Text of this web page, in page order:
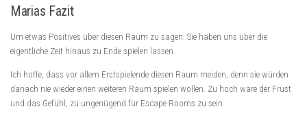
Marias Fazit
Um etwas Positives über diesen Raum zu sagen: Sie haben uns über die
eigentliche Zeit hinaus zu Ende spielen lassen.
Ich hoffe, dass vor allem Erstspielende diesen Raum meiden, denn sie würden
danach nie wieder einen weiteren Raum spielen wollen. Zu hoch wäre der Frust
und das Gefühl, zu ungenügend für Escape Rooms zu sein.